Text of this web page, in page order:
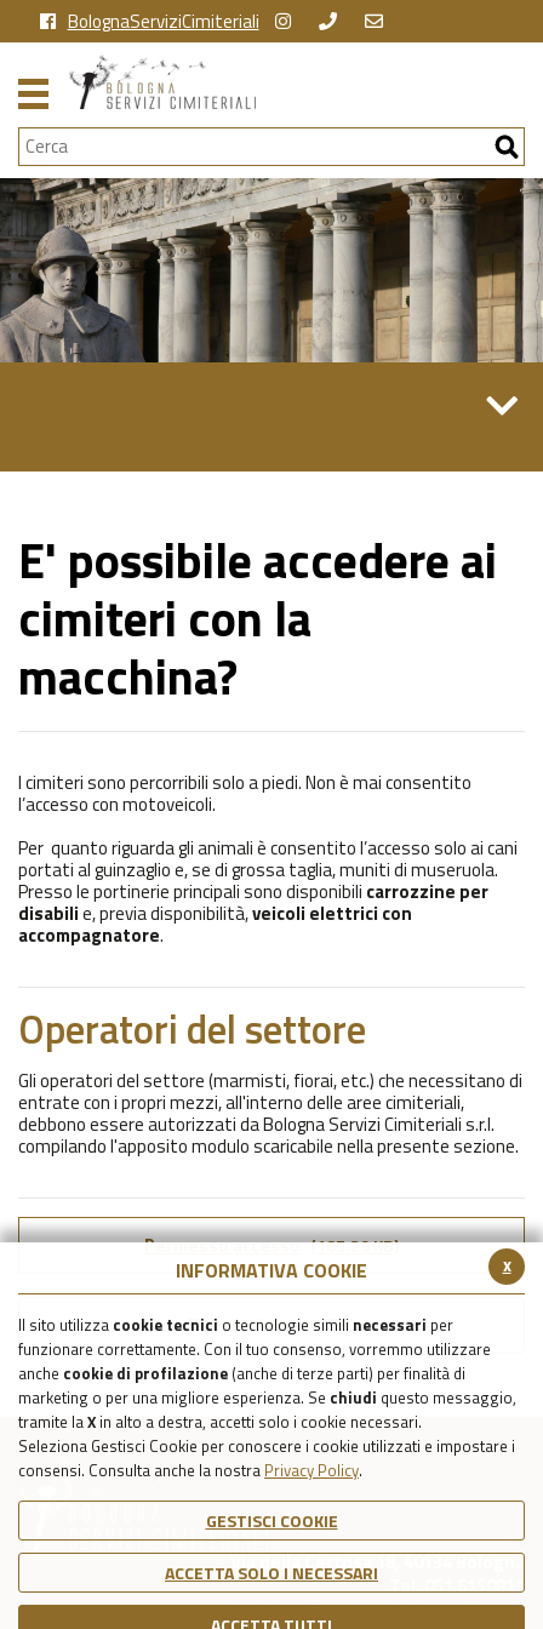
x
INFORMATIVA COOKIE
Il sito utilizza cookie tecnici o tecnologie simili necessari per
funzionare correttamente. Con il tuo consenso, vorremmo utilizzare
anche cookie di profilazione (anche di terze parti) per finalità di
marketing o per una migliore esperienza. Se chiudi questo messaggio,
tramite laX in alto a destra, accetti solo i cookie necessari.
Seleziona Gestisci Cookie per conoscere i cookie utilizzati e impostare i
consensi. Consulta anche la nostra Privacy Policy.
GESTISCI COOKIE
ACCETTA SOLO I NECESSARI
BolognaServiziCimiteriali
Cerca
E' possibile accedere ai
cimiteri con la
macchina?
I cimiteri sono percorribili solo a piedi. Non è mai consentito
l’accesso con motoveicoli.
Per quanto riguarda gli animali è consentito l’accesso solo ai cani
portati al guinzaglio e, se di grossa taglia, muniti di museruola.
Presso le portinerie principali sono disponibili carrozzine per
disabilie, previa disponibilità,veicoli elettrici con
accompagnatore.
Operatori del settore
Gli operatori del settore (marmisti, fiorai, etc.) che necessitano di
entrate con i propri mezzi, all'interno delle aree cimiteriali,
debbono essere autorizzati da Bologna Servizi Cimiteriali s.r.l.
compilando l'apposito modulo scaricabile nella presente sezione.
Permesso accesso (185.29 KB)
Torna all'elenco FAQ
Via della Certosa 18, 40134 Bologna
Tel. 051 6150811
C.F./P.IVA Reg. Imp. BO 03079781203